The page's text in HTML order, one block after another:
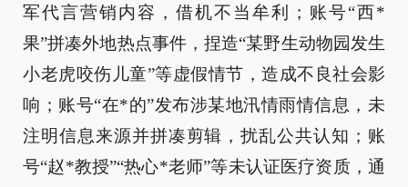
军代言营销内容，借机不当牟利；账号“西*
果”拼凑外地热点事件，捏造“某野生动物园发生
小老虎咬伤儿童”等虚假情节，造成不良社会影
响；账号“在*的”发布涉某地汛情雨情信息，未
注明信息来源并拼凑剪辑，扰乱公共认知；账
号“赵*教授”“热心*老师”等未认证医疗资质，通